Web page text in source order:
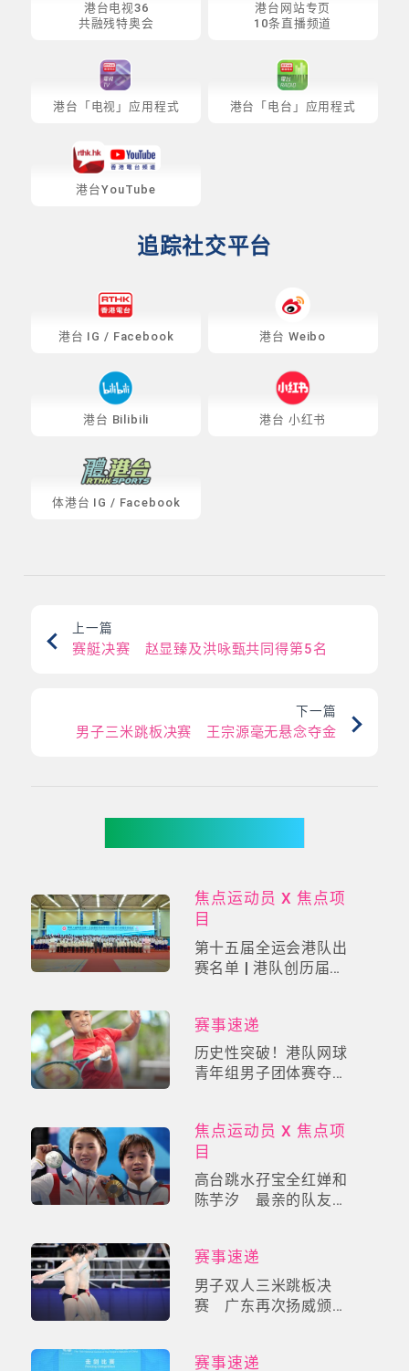
港台电视36
共融残特奥会
港台网站专页
10条直播频道
港台「电视」应用程式 港台「电台」应用程式
港台YouTube
追踪社交平台
港台 IG / Facebook 港台 Weibo
港台 Bilibili 港台 小红书
体港台 IG / Facebook
上一篇
赛艇决赛 赵显臻及洪咏甄共同得第5名
下一篇
男子三米跳板决赛 王宗源毫无悬念夺金
焦点运动员 X 焦点项
目
第十五届全运会港队出
赛名单 | 港队创历届最
赛事速递
历史性突破！港队网球
青年组男子团体赛夺铜
焦点运动员 X 焦点项
目
高台跳水孖宝全红婵和
陈芋汐 最亲的队友
赛事速递
男子双人三米跳板决
赛 广东再次扬威颁奖
赛事速递